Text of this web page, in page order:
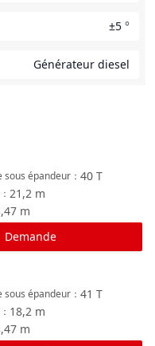
±5 °
Générateur diesel
40 T
sous épandeur ：
21,2 m
：
m
Demande
41 T
sous épandeur ：
18,2 m
：
m